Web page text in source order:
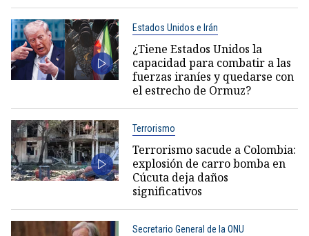
Estados Unidos e Irán
¿Tiene Estados Unidos la
capacidad para combatir a las
fuerzas iraníes y quedarse con
el estrecho de Ormuz?
Terrorismo
Terrorismo sacude a Colombia:
explosión de carro bomba en
Cúcuta deja daños
significativos
Secretario General de la ONU